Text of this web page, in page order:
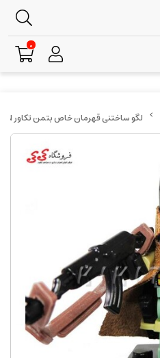
لگو ساختنی قهرمان خاص بتمن تکاور BATMAN
0